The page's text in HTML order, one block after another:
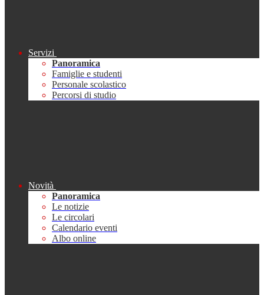
Servizi
Panoramica
Famiglie e studenti
Personale scolastico
Percorsi di studio
Novità
Panoramica
Le notizie
Le circolari
Calendario eventi
Albo online